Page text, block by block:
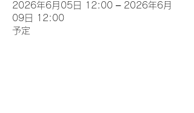
2026年6月05日 12:00 – 2026年6月
09日 12:00
予定